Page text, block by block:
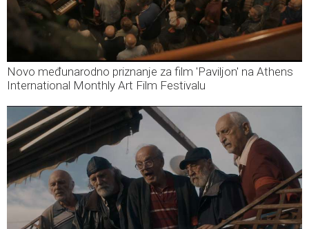
Novo međunarodno priznanje za film 'Paviljon' na Athens
International Monthly Art Film Festivalu